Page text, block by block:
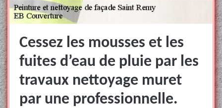
Cessez les mousses et les
fuites d’eau de pluie par les
travaux nettoyage muret
par une professionnelle.